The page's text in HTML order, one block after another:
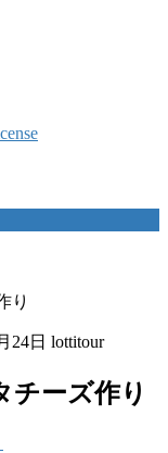
り
24日 lottitour
チーズ作り